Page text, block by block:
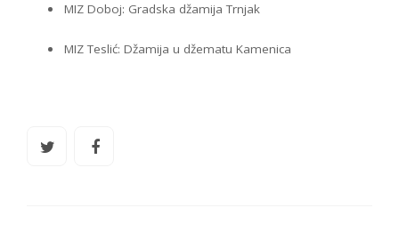
MIZ Doboj: Gradska džamija Trnjak
MIZ Teslić: Džamija u džematu Kamenica